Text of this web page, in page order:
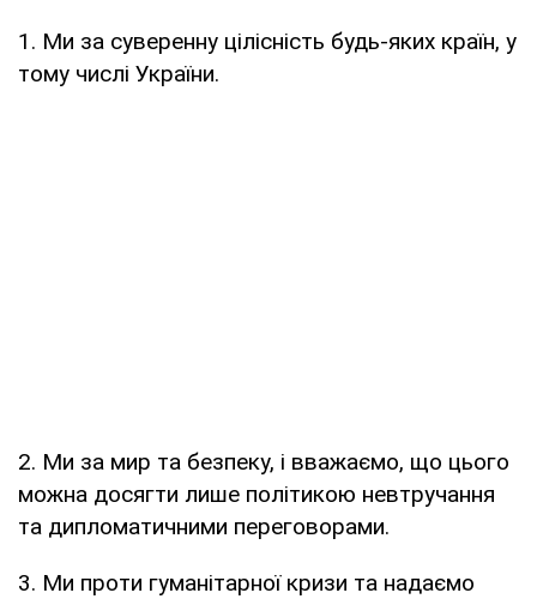
1. Ми за суверенну цілісність будь-яких країн, у
тому числі України.
2. Ми за мир та безпеку, і вважаємо, що цього
можна досягти лише політикою невтручання
та дипломатичними переговорами.
3. Ми проти гуманітарної кризи та надаємо